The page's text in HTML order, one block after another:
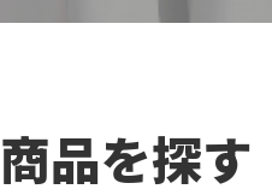
品を探す